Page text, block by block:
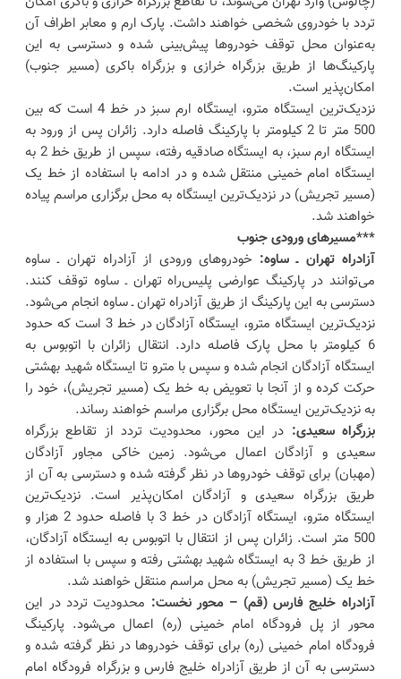
تردد با خودروی شخصی خواهند داشت. پارک ارم و معابر اطراف آن
به‌عنوان محل توقف خودروها پیش‌بینی شده و دسترسی به این
پارکینگ‌ها از طریق بزرگراه خرازی و بزرگراه باکری (مسیر جنوب)
امکان‌پذیر است.
نزدیک‌ترین ایستگاه مترو، ایستگاه ارم سبز در خط 4 است که بین
500 متر تا 2 کیلومتر با پارکینگ فاصله دارد. زائران پس از ورود به
ایستگاه ارم سبز، به ایستگاه صادقیه رفته، سپس از طریق خط 2 به
ایستگاه امام خمینی منتقل شده و در ادامه با استفاده از خط یک
(مسیر تجریش) در نزدیک‌ترین ایستگاه به محل برگزاری مراسم پیاده
خواهند شد.
***مسیرهای ورودی جنوب
آزادراه تهران ـ ساوه: خودروهای ورودی از آزادراه تهران ـ ساوه
می‌توانند در پارکینگ عوارضی پلیس‌راه تهران ـ ساوه توقف کنند.
دسترسی به این پارکینگ از طریق آزادراه تهران ـ ساوه انجام می‌شود.
نزدیک‌ترین ایستگاه مترو، ایستگاه آزادگان در خط 3 است که حدود
6 کیلومتر با محل پارک فاصله دارد. انتقال زائران با اتوبوس به
ایستگاه آزادگان انجام شده و سپس با مترو تا ایستگاه شهید بهشتی
حرکت کرده و از آنجا با تعویض به خط یک (مسیر تجریش)، خود را
به نزدیک‌ترین ایستگاه محل برگزاری مراسم خواهند رساند.
بزرگراه سعیدی: در این محور، محدودیت تردد از تقاطع بزرگراه
سعیدی و آزادگان اعمال می‌شود. زمین خاکی مجاور آزادگان
(مهبان) برای توقف خودروها در نظر گرفته شده و دسترسی به آن از
طریق بزرگراه سعیدی و آزادگان امکان‌پذیر است. نزدیک‌ترین
ایستگاه مترو، ایستگاه آزادگان در خط 3 با فاصله حدود 2 هزار و
500 متر است. زائران پس از انتقال با اتوبوس به ایستگاه آزادگان،
از طریق خط 3 به ایستگاه شهید بهشتی رفته و سپس با استفاده از
خط یک (مسیر تجریش) به محل مراسم منتقل خواهند شد.
آزادراه خلیج فارس (قم) – محور نخست: محدودیت تردد در این
محور از پل فرودگاه امام خمینی (ره) اعمال می‌شود. پارکینگ
فرودگاه امام خمینی (ره) برای توقف خودروها در نظر گرفته شده و
دسترسی به آن از طریق آزادراه خلیج فارس و بزرگراه فرودگاه امام